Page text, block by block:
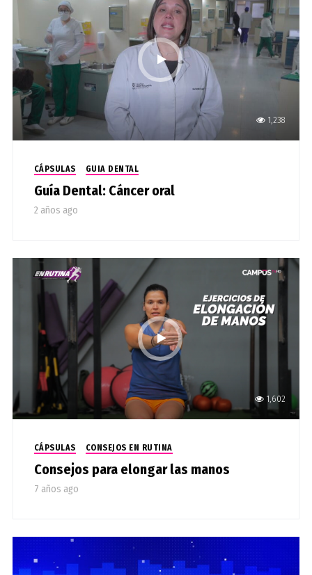
1,238
CÁPSULAS GUIA DENTAL
Guía Dental: Cáncer oral
2 años ago
1,602
CÁPSULAS CONSEJOS EN RUTINA
Consejos para elongar las manos
7 años ago